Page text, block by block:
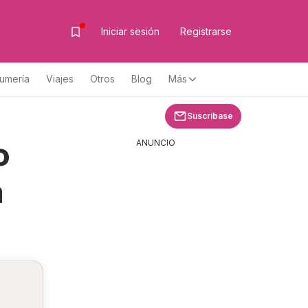
Iniciar sesión Registrarse
Viajes Otros Blog Más
Suscríbase
ANUNCIO